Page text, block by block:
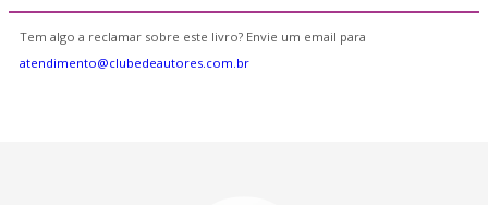
Tem algo a reclamar sobre este livro? Envie um email para
atendimento@clubedeautores.com.br